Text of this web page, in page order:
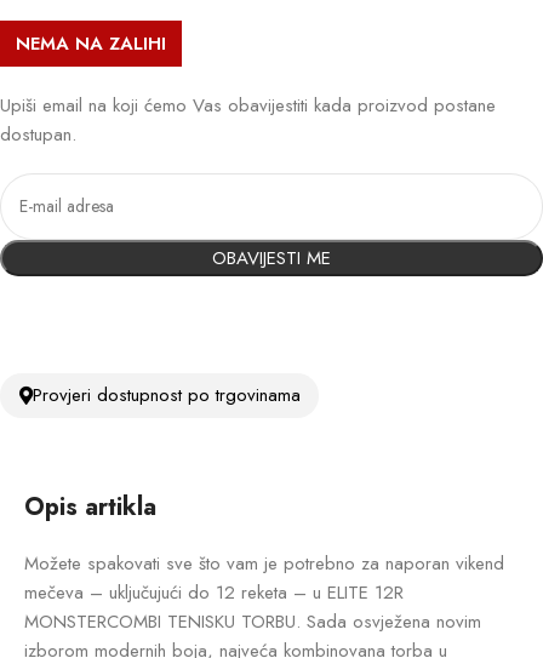
NEMA NA ZALIHI
Upiši email na koji ćemo Vas obavijestiti kada proizvod postane
dostupan.
OBAVIJESTI ME
Provjeri dostupnost po trgovinama
Opis artikla
Možete spakovati sve što vam je potrebno za naporan vikend
mečeva – uključujući do 12 reketa – u ELITE 12R
MONSTERCOMBI TENISKU TORBU. Sada osvježena novim
izborom modernih boja, najveća kombinovana torba u